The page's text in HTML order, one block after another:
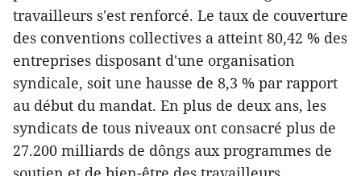
travailleurs s'est renforcé. Le taux de couverture
des conventions collectives a atteint 80,42 % des
entreprises disposant d'une organisation
syndicale, soit une hausse de 8,3 % par rapport
au début du mandat. En plus de deux ans, les
syndicats de tous niveaux ont consacré plus de
27.200 milliards de dôngs aux programmes de